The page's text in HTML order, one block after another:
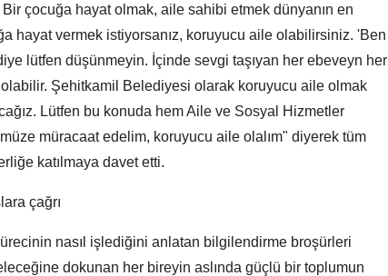
çocuğa hayat olmak, aile sahibi etmek dünyanın en
hayat vermek istiyorsanız, koruyucu aile olabilirsiniz. 'Ben
lütfen düşünmeyin. İçinde sevgi taşıyan her ebeveyn her
Şehitkamil Belediyesi olarak koruyucu aile olmak
Lütfen bu konuda hem Aile ve Sosyal Hizmetler
müracaat edelim, koruyucu aile olalım" diyerek tüm
katılmaya davet etti.
çağrı
nasıl işlediğini anlatan bilgilendirme broşürleri
dokunan her bireyin aslında güçlü bir toplumun